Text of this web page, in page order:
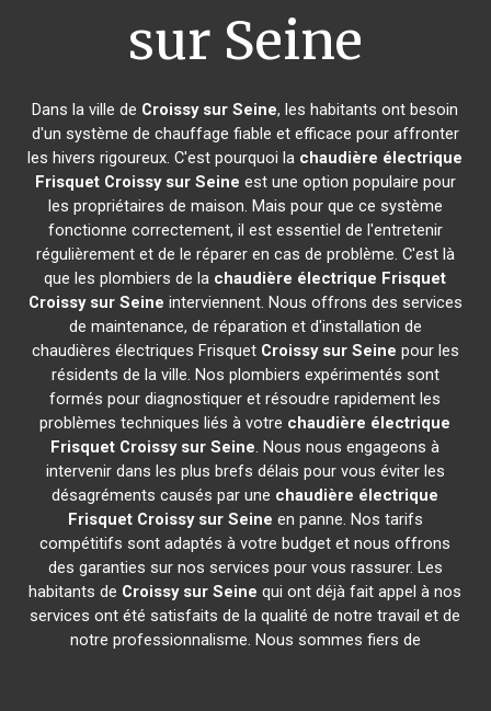
sur Seine
Dans la ville de Croissy sur Seine, les habitants ont besoin
d'un système de chauffage fiable et efficace pour affronter
les hivers rigoureux. C'est pourquoi la chaudière électrique
Frisquet Croissy sur Seine est une option populaire pour
les propriétaires de maison. Mais pour que ce système
fonctionne correctement, il est essentiel de l'entretenir
régulièrement et de le réparer en cas de problème. C'est là
que les plombiers de la chaudière électrique Frisquet
Croissy sur Seine interviennent. Nous offrons des services
de maintenance, de réparation et d'installation de
chaudières électriques Frisquet Croissy sur Seine pour les
résidents de la ville. Nos plombiers expérimentés sont
formés pour diagnostiquer et résoudre rapidement les
problèmes techniques liés à votre chaudière électrique
Frisquet Croissy sur Seine. Nous nous engageons à
intervenir dans les plus brefs délais pour vous éviter les
désagréments causés par une chaudière électrique
Frisquet Croissy sur Seine en panne. Nos tarifs
compétitifs sont adaptés à votre budget et nous offrons
des garanties sur nos services pour vous rassurer. Les
habitants de Croissy sur Seine qui ont déjà fait appel à nos
services ont été satisfaits de la qualité de notre travail et de
notre professionnalisme. Nous sommes fiers de